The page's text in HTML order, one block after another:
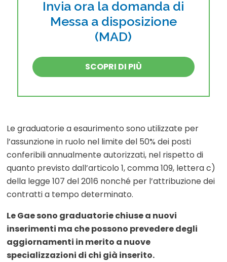
Invia ora la domanda di
Messa a disposizione
(MAD)
SCOPRI DI PIÙ
Le graduatorie a esaurimento sono utilizzate per
l’assunzione in ruolo nel limite del 50% dei posti
conferibili annualmente autorizzati, nel rispetto di
quanto previsto dall’articolo 1, comma 109, lettera c)
della legge 107 del 2016 nonché per l’attribuzione dei
contratti a tempo determinato.
Le Gae sono graduatorie chiuse a nuovi
inserimenti ma che possono prevedere degli
aggiornamenti in merito a nuove
specializzazioni di chi già inserito.